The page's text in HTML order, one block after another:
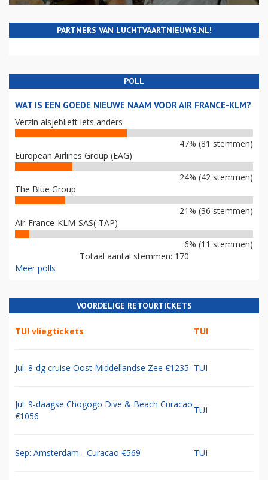
PARTNERS VAN LUCHTVAARTNIEUWS.NL!
POLL
WAT IS EEN GOEDE NIEUWE NAAM VOOR AIR FRANCE-KLM?
Verzin alsjeblieft iets anders
47% (81 stemmen)
European Airlines Group (EAG)
24% (42 stemmen)
The Blue Group
21% (36 stemmen)
Air-France-KLM-SAS(-TAP)
6% (11 stemmen)
Totaal aantal stemmen: 170
Meer polls
VOORDELIGE RETOURTICKETS
TUI vliegtickets TUI
Jul: 8-dg cruise Oost Middellandse Zee €1235 TUI
Jul: 9-daagse Chogogo Dive & Beach Curacao
€1056
TUI
Sep: Amsterdam - Curacao €569 TUI